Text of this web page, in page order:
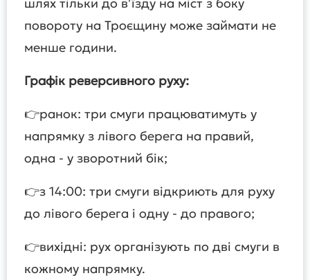
повороту на Троєщину може займати не
менше години.
Графік реверсивного руху:
👉ранок: три смуги працюватимуть у
напрямку з лівого берега на правий,
одна - у зворотний бік;
👉з 14:00: три смуги відкриють для руху
до лівого берега і одну - до правого;
👉вихідні: рух організують по дві смуги в
кожному напрямку.